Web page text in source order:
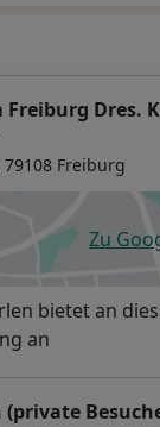
Freiburg Dres.
79108 Freiburg
Zu
bietet an
an